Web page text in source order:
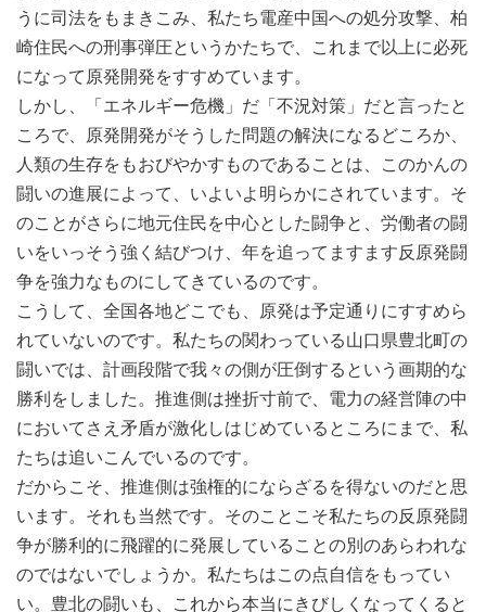
うに司法をもまきこみ、私たち電産中国への処分攻撃、柏
崎住民への刑事弾圧というかたちで、これまで以上に必死
になって原発開発をすすめています。
しかし、「エネルギー危機」だ「不況対策」だと言ったと
ころで、原発開発がそうした問題の解決になるどころか、
人類の生存をもおびやかすものであることは、このかんの
闘いの進展によって、いよいよ明らかにされています。そ
のことがさらに地元住民を中心とした闘争と、労働者の闘
いをいっそう強く結びつけ、年を追ってますます反原発闘
争を強力なものにしてきているのです。
こうして、全国各地どこでも、原発は予定通りにすすめら
れていないのです。私たちの関わっている山口県豊北町の
闘いでは、計画段階で我々の側が圧倒するという画期的な
勝利をしました。推進側は挫折寸前で、電力の経営陣の中
においてさえ矛盾が激化しはじめているところにまで、私
たちは追いこんでいるのです。
だからこそ、推進側は強権的にならざるを得ないのだと思
います。それも当然です。そのことこそ私たちの反原発闘
争が勝利的に飛躍的に発展していることの別のあらわれな
のではないでしょうか。私たちはこの点自信をもってい
い。豊北の闘いも、これから本当にきびしくなってくると